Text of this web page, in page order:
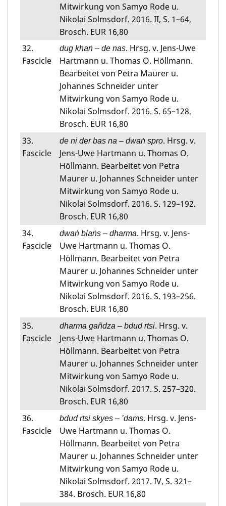
Mitwirkung von Samyo Rode u.
Nikolai Solmsdorf. 2016. II, S. 1–64,
Brosch. EUR 16,80
32.
Fascicle
dug khaṅ – de nas. Hrsg. v. Jens-Uwe
Hartmann u. Thomas O. Höllmann.
Bearbeitet von Petra Maurer u.
Johannes Schneider unter
Mitwirkung von Samyo Rode u.
Nikolai Solmsdorf. 2016. S. 65–128.
Brosch. EUR 16,80
33.
Fascicle
de ni der bas na – dwaṅ spro. Hrsg. v.
Jens-Uwe Hartmann u. Thomas O.
Höllmann. Bearbeitet von Petra
Maurer u. Johannes Schneider unter
Mitwirkung von Samyo Rode u.
Nikolai Solmsdorf. 2016. S. 129–192.
Brosch. EUR 16,80
34.
Fascicle
dwaṅ blaṅs – dharma. Hrsg. v. Jens-
Uwe Hartmann u. Thomas O.
Höllmann. Bearbeitet von Petra
Maurer u. Johannes Schneider unter
Mitwirkung von Samyo Rode u.
Nikolai Solmsdorf. 2016. S. 193–256.
Brosch. EUR 16,80
35.
Fascicle
dharma gañdza – bdud rtsi. Hrsg. v.
Jens-Uwe Hartmann u. Thomas O.
Höllmann. Bearbeitet von Petra
Maurer u. Johannes Schneider unter
Mitwirkung von Samyo Rode u.
Nikolai Solmsdorf. 2017. S. 257–320.
Brosch. EUR 16,80
36.
Fascicle
bdud rtsi skyes – ’dams. Hrsg. v. Jens-
Uwe Hartmann u. Thomas O.
Höllmann. Bearbeitet von Petra
Maurer u. Johannes Schneider unter
Mitwirkung von Samyo Rode u.
Nikolai Solmsdorf. 2017. IV, S. 321–
384. Brosch. EUR 16,80